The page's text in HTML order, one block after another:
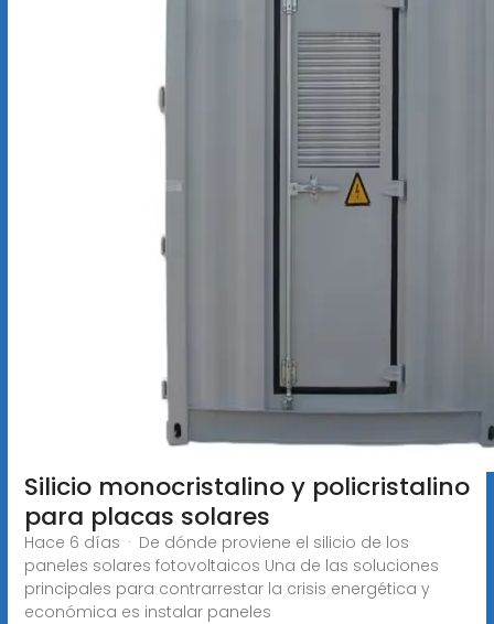
Silicio monocristalino y policristalino
para placas solares
Hace 6 días · De dónde proviene el silicio de los
paneles solares fotovoltaicos Una de las soluciones
principales para contrarrestar la crisis energética y
económica es instalar paneles